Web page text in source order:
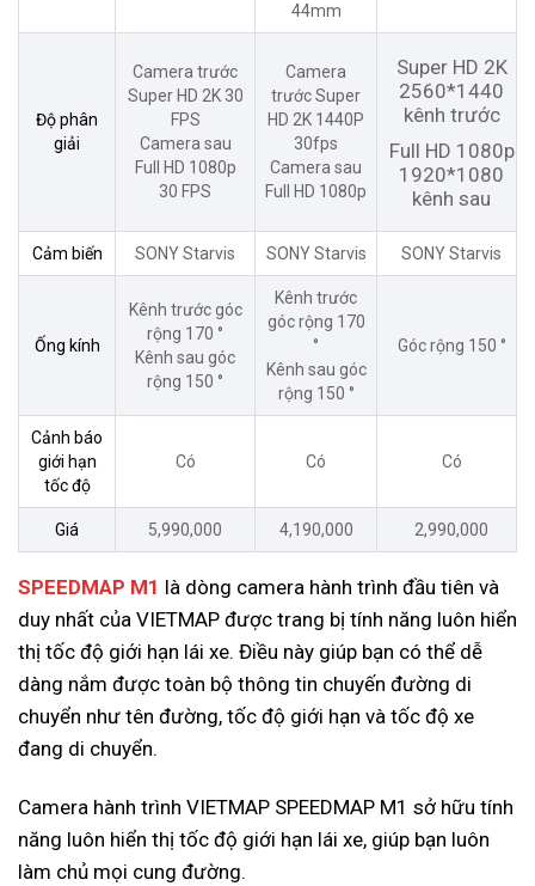
44mm
Độ phân
giải
Camera trước
Super HD 2K 30
FPS
Camera sau
Full HD 1080p
30 FPS
Camera
trước Super
HD 2K 1440P
30fps
Camera sau
Full HD 1080p
Super HD 2K
2560*1440
kênh trước
Full HD 1080p
1920*1080
kênh sau
Cảm biến SONY Starvis SONY Starvis SONY Starvis
Ống kính
Kênh trước góc
rộng 170 °
Kênh sau góc
rộng 150 °
Kênh trước
góc rộng 170
°
Kênh sau góc
rộng 150 °
Góc rộng 150 °
Cảnh báo
giới hạn
tốc độ
Có Có Có
Giá 5,990,000 4,190,000 2,990,000
SPEEDMAP M1 là dòng camera hành trình đầu tiên và
duy nhất của VIETMAP được trang bị tính năng luôn hiển
thị tốc độ giới hạn lái xe. Điều này giúp bạn có thể dễ
dàng nắm được toàn bộ thông tin chuyến đường di
chuyển như tên đường, tốc độ giới hạn và tốc độ xe
đang di chuyển.
Camera hành trình VIETMAP SPEEDMAP M1 sở hữu tính
năng luôn hiển thị tốc độ giới hạn lái xe, giúp bạn luôn
làm chủ mọi cung đường.